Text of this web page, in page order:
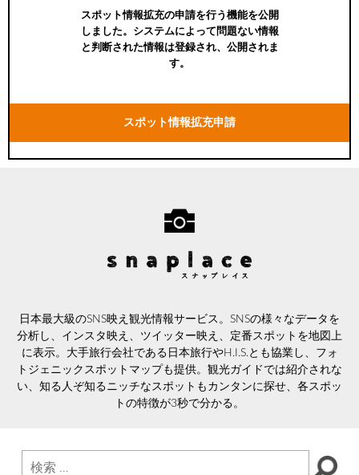
スポット情報拡充の申請を行う機能を公開
しました。システムによって問題ない情報
と判断された情報は登録され、公開されま
す。
スポット情報拡充申請
日本最大級のSNS映え観光情報サービス。SNSの様々なデータを
分析し、インスタ映え、ツイッター映え、定番スポットを地図上
に表示。大手旅行会社である日本旅行やH.I.S.とも協業し、フォ
トジェニックスポットマップも提供。観光ガイドでは紹介されな
い、知る人ぞ知るニッチなスポットもカンタンに探せ、各スポッ
トの特徴が3秒で分かる。